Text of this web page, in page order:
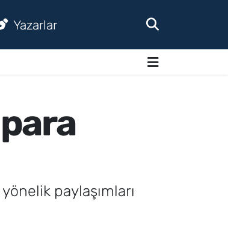
Yazarlar
paylaşımları